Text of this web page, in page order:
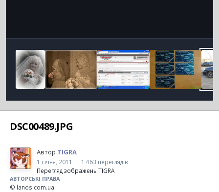
DSC00489.JPG
Автор TIGRA
1 січня, 2011
1 463 переглядів
Перегляд зображень TIGRA
АВТОРСЬКІ ПРАВА
© lanos.com.ua